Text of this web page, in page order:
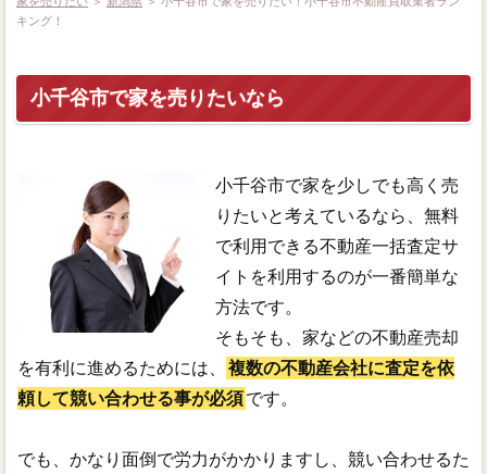
キング！
小千谷市で家を売りたいなら
小千谷市で家を少しでも高く売
りたいと考えているなら、無料
で利用できる不動産一括査定サ
イトを利用するのが一番簡単な
方法です。
そもそも、家などの不動産売却
を有利に進めるためには、
複数の不動産会社に査定を依
頼して競い合わせる事が必須です。
でも、かなり面倒で労力がかかりますし、競い合わせるた